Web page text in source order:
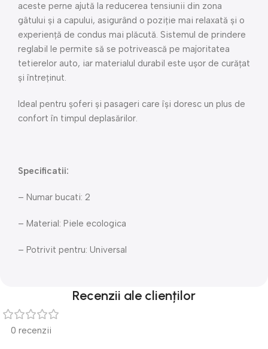
aceste perne ajută la reducerea tensiunii din zona
gâtului și a capului, asigurând o poziție mai relaxată și o
experiență de condus mai plăcută. Sistemul de prindere
reglabil le permite să se potrivească pe majoritatea
tetierelor auto, iar materialul durabil este ușor de curățat
și întreținut.
Ideal pentru șoferi și pasageri care își doresc un plus de
confort în timpul deplasărilor.
Specificatii:
– Numar bucati: 2
– Material: Piele ecologica
– Potrivit pentru: Universal
Recenzii ale clienților
0 recenzii